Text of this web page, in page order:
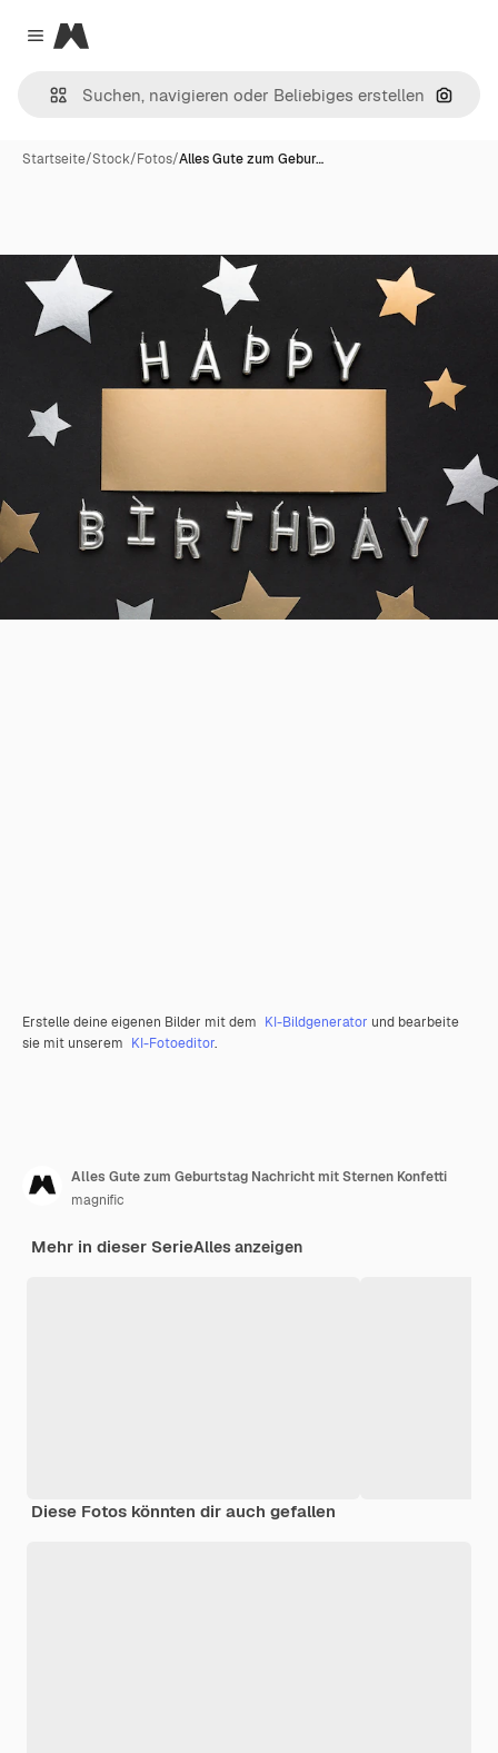
Close menu
Magnific
Nach
Startseite/Stock/Fotos/Alles Gute zum Gebur…
Erstelle deine eigenen Bilder mit dem KI-Bildgenerator und bearbeite
sie mit unserem KI-Fotoeditor.
Alles Gute zum Geburtstag Nachricht mit Sternen Konfetti
magnific
Mehr in dieser SerieAlles anzeigen
Diese Fotos könnten dir auch gefallen